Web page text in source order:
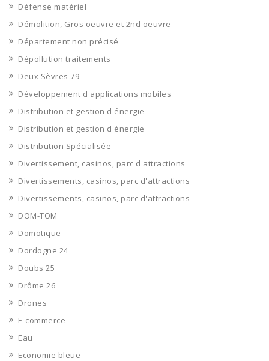
Défense matériel
Démolition, Gros oeuvre et 2nd oeuvre
Département non précisé
Dépollution traitements
Deux Sèvres 79
Développement d'applications mobiles
Distribution et gestion d'énergie
Distribution et gestion d'énergie
Distribution Spécialisée
Divertissement, casinos, parc d'attractions
Divertissements, casinos, parc d'attractions
Divertissements, casinos, parc d'attractions
DOM-TOM
Domotique
Dordogne 24
Doubs 25
Drôme 26
Drones
E-commerce
Eau
Economie bleue